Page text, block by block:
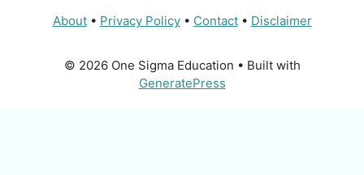
About• Privacy Policy• Contact• Disclaimer
© 2026 One Sigma Education • Built with
GeneratePress